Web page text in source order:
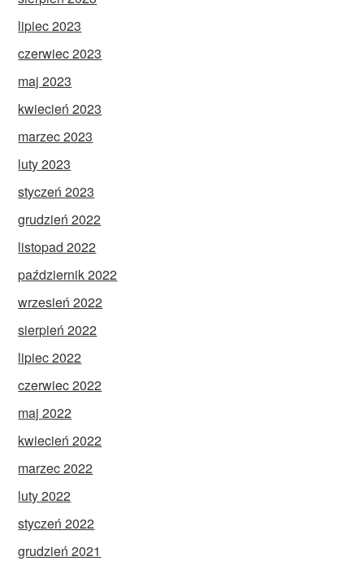
lipiec 2023
czerwiec 2023
maj 2023
kwiecień 2023
marzec 2023
luty 2023
styczeń 2023
grudzień 2022
listopad 2022
październik 2022
wrzesień 2022
sierpień 2022
lipiec 2022
czerwiec 2022
maj 2022
kwiecień 2022
marzec 2022
luty 2022
styczeń 2022
grudzień 2021